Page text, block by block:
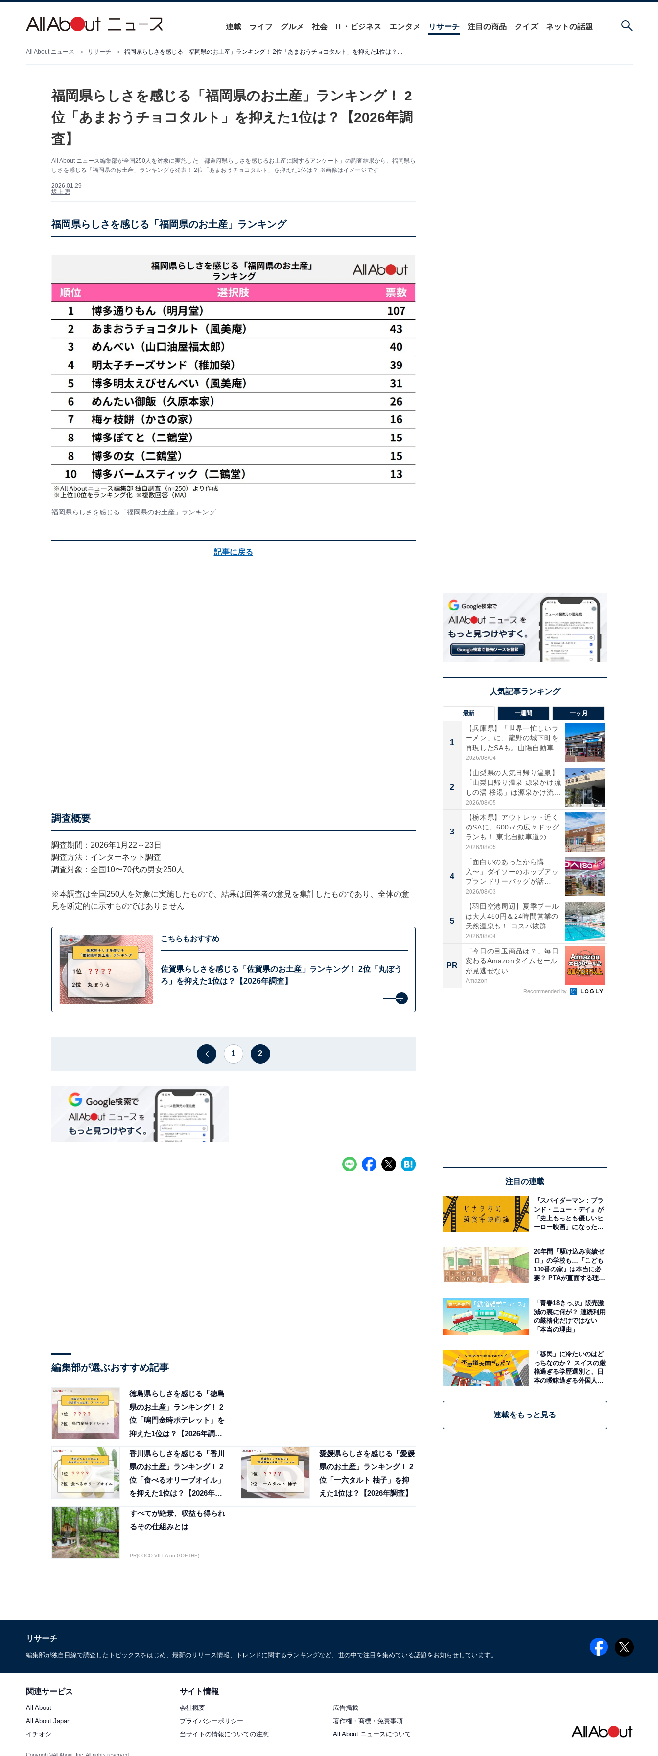
連載 ライフ グルメ 社会 IT・ビジネス エンタメ リサーチ 注目の商品 クイズ ネットの話題
All About ニュース リサーチ 福岡県らしさを感じる「福岡県のお土産」ランキング！ 2位「あまおうチョコタルト」を抑えた1位は？【2026年調査】
福岡県らしさを感じる「福岡県のお土産」ランキング！ 2
位「あまおうチョコタルト」を抑えた1位は？【2026年調
査】
All About ニュース編集部が全国250人を対象に実施した「都道府県らしさを感じるお土産に関するアンケート」の調査結果から、福岡県ら
しさを感じる「福岡県のお土産」ランキングを発表！ 2位「あまおうチョコタルト」を抑えた1位は？ ※画像はイメージです
2026.01.29
坂上 恵
福岡県らしさを感じる「福岡県のお土産」ランキング
福岡県らしさを感じる「福岡県のお土産」ランキング
記事に戻る
調査概要
調査期間：2026年1月22～23日
調査方法：インターネット調査
調査対象：全国10〜70代の男女250人
※本調査は全国250人を対象に実施したもので、結果は回答者の意見を集計したものであり、全体の意
見を断定的に示すものではありません
こちらもおすすめ
佐賀県らしさを感じる「佐賀県のお土産」ランキング！ 2位「丸ぼう
ろ」を抑えた1位は？【2026年調査】
1 2
編集部が選ぶおすすめ記事
徳島県らしさを感じる「徳島
県のお土産」ランキング！ 2
位「鳴門金時ポテレット」を
抑えた1位は？【2026年調
香川県らしさを感じる「香川
県のお土産」ランキング！ 2
位「食べるオリーブオイル」
を抑えた1位は？【2026年調
愛媛県らしさを感じる「愛媛
県のお土産」ランキング！ 2
位「一六タルト 柚子」を抑
えた1位は？【2026年調査】
すべてが絶景、収益も得られ
るその仕組みとは
PR(COCO VILLA on GOETHE)
最新 一週間 一ヶ月
1
【兵庫県】「世界一忙しいラ
ーメン」に、龍野の城下町を
再現したSAも。山陽自動車
道...
2026/08/04
2
【山梨県の人気日帰り温泉】
「山梨日帰り温泉 源泉かけ流
しの湯 桜湯」は源泉かけ流...
2026/08/05
3
【栃木県】アウトレット近く
のSAに、600㎡の広々ドッグ
ランも！ 東北自動車道の...
2026/08/05
4
「面白いのあったから購
入〜」ダイソーのポップアッ
プランドリーバッグが話
題。“さま...
2026/08/03
5
【羽田空港周辺】夏季プール
は大人450円＆24時間営業の
天然温泉も！ コスパ抜群...
2026/08/04
PR
「今日の目玉商品は？」毎日
変わるAmazonタイムセール
が見逃せない
Amazon
Recommended by
注目の連載
『スパイダーマン：ブラ
ンド・ニュー・デイ』が
「史上もっとも優しいヒ
ーロー映画」になった理
20年間「駆け込み実績ゼ
ロ」の学校も…「こども
110番の家」は本当に必
要？ PTAが直面する理想
「青春18きっぷ」販売激
減の裏に何が？ 連続利用
の厳格化だけではない
「本当の理由」
「移民」に冷たいのはど
っちなのか？ スイスの厳
格過ぎる学歴選別と、日
本の曖昧過ぎる外国人政
連載をもっと見る
リサーチ
編集部が独自目線で調査したトピックスをはじめ、最新のリリース情報、トレンドに関するランキングなど、世の中で注目を集めている話題をお知らせしています。
関連サービス
All About
All About Japan
イチオシ
サイト情報
会社概要
広告掲載
プライバシーポリシー
著作権・商標・免責事項
当サイトの情報についての注意
All About ニュースについて
Copyright©All About, Inc. All rights reserved.